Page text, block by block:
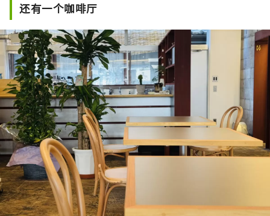
还有一个咖啡厅